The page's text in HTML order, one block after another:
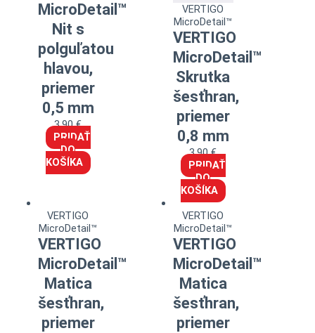
MicroDetail™
Nit s
polguľatou
hlavou,
priemer
0,5 mm
3,90€
PRIDAŤ
DO
KOŠÍKA
VERTIGO
MicroDetail™
VERTIGO
MicroDetail™
Skrutka
šesťhran,
priemer
0,8 mm
3,90€
PRIDAŤ
DO
KOŠÍKA
VERTIGO
MicroDetail™
VERTIGO
MicroDetail™
Matica
šesťhran,
priemer
VERTIGO
MicroDetail™
VERTIGO
MicroDetail™
Matica
šesťhran,
priemer